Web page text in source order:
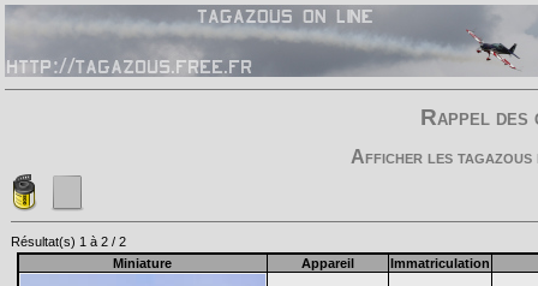
Rappel
Afficher les
Résultat(s) 1 à 2 / 2
Miniature
Appareil Immatriculation